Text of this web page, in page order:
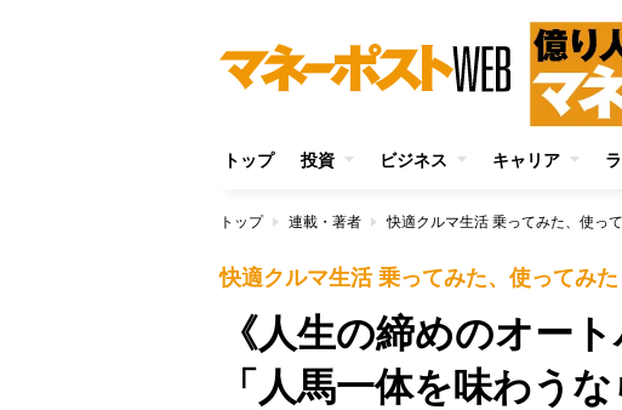
トップ 投資 ビジネス キャリア
トップ 連載・著者 快適クルマ生活 乗ってみた、使っ
快適クルマ生活 乗ってみた、使ってみた
《人生の締めのオー
「人馬一体を味わう